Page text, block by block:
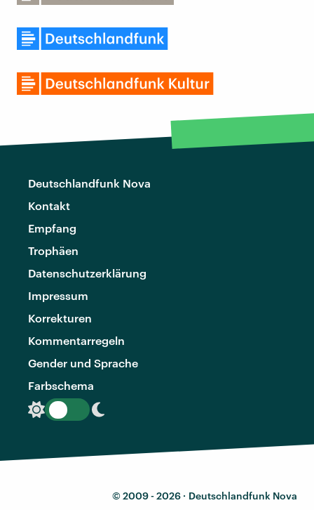
Deutschlandfunk Nova
Kontakt
Empfang
Trophäen
Datenschutzerklärung
Impressum
Korrekturen
Kommentarregeln
Gender und Sprache
Farbschema
© 2009 - 2026 · Deutschlandfunk Nova